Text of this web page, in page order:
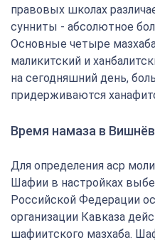
правовых школах
сунниты - абсолютное
Основные четыре
маликитский и
на сегодняшний день,
придерживаются
Время намаза в
Для определения аср
Шафии в настройках
Российской Федерации
организации Кавказа
шафиитского мазхаба.